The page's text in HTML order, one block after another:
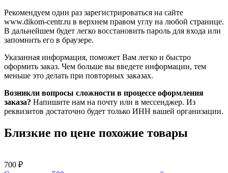
Рекомендуем один раз зарегистрироваться на сайте
www.dikom-centr.ru в верхнем правом углу на любой странице.
В дальнейшем будет легко восстановить пароль для входа или
запомнить его в браузере.
Указанная информация, поможет Вам легко и быстро
оформить заказ. Чем больше вы введете информации, тем
меньше это делать при повторных заказах.
Возникли вопросы сложности в процессе оформления
заказа? Напишите нам на почту или в мессенджер. Из
реквизитов достаточно будет только ИНН вашей организации.
Близкие по цене похожие товары
700 ₽